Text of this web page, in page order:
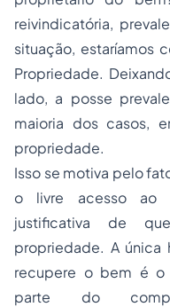
reivindicatória,
situação, estaríamos
Propriedade.
lado, a posse
maioria dos casos,
propriedade.
Isso se motiva pelo
o livre acesso ao
justificativa de
propriedade. A
recupere o bem é o
parte do